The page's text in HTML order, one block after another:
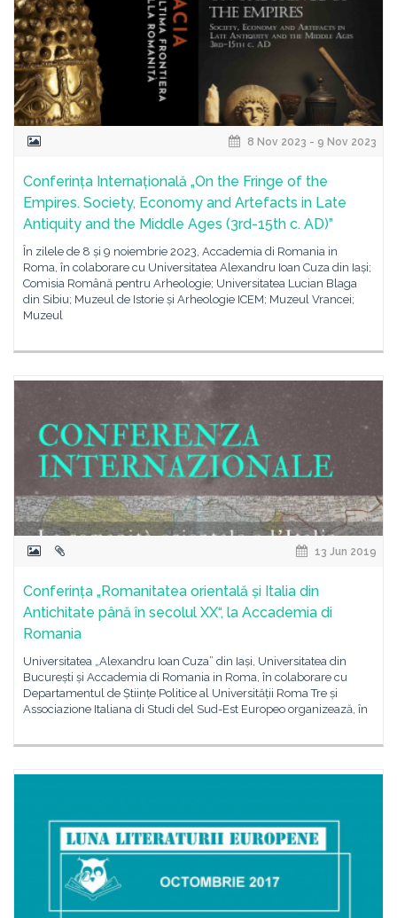
8 Nov 2023 - 9 Nov 2023
Conferința Internațională „On the Fringe of the
Empires. Society, Economy and Artefacts in Late
Antiquity and the Middle Ages (3rd-15th c. AD)”
În zilele de 8 și 9 noiembrie 2023, Accademia di Romania in
Roma, în colaborare cu Universitatea Alexandru Ioan Cuza din Iași;
Comisia Română pentru Arheologie; Universitatea Lucian Blaga
din Sibiu; Muzeul de Istorie și Arheologie ICEM; Muzeul Vrancei;
Muzeul
13 Jun 2019
Conferința „Romanitatea orientală și Italia din
Antichitate până în secolul XX“, la Accademia di
Romania
Universitatea „Alexandru Ioan Cuza” din Iași, Universitatea din
București și Accademia di Romania in Roma, în colaborare cu
Departamentul de Științe Politice al Universității Roma Tre și
Associazione Italiana di Studi del Sud-Est Europeo organizează, în